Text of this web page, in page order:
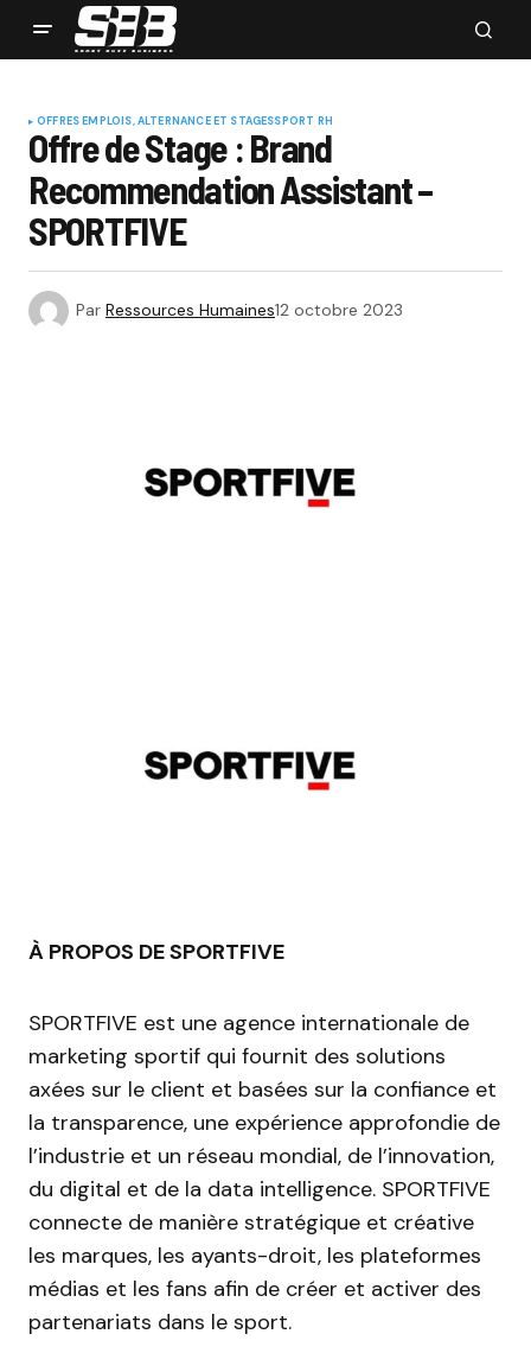
OFFRES EMPLOIS, ALTERNANCE ET STAGESSPORT RH
Offre de Stage : Brand
Recommendation Assistant –
SPORTFIVE
Par Ressources Humaines12 octobre 2023
À PROPOS DE SPORTFIVE
SPORTFIVE est une agence internationale de
marketing sportif qui fournit des solutions
axées sur le client et basées sur la confiance et
la transparence, une expérience approfondie de
l’industrie et un réseau mondial, de l’innovation,
du digital et de la data intelligence. SPORTFIVE
connecte de manière stratégique et créative
les marques, les ayants-droit, les plateformes
médias et les fans afin de créer et activer des
partenariats dans le sport.